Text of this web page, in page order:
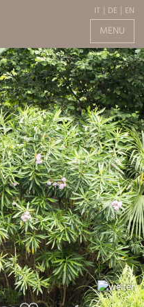
IT DE EN
MENU